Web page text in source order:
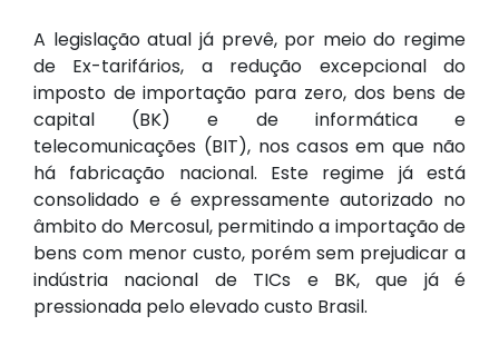
A legislação atual já prevê, por meio do regime
de Ex-tarifários, a redução excepcional do
imposto de importação para zero, dos bens de
capital (BK) e de informática e
telecomunicações (BIT), nos casos em que não
há fabricação nacional. Este regime já está
consolidado e é expressamente autorizado no
âmbito do Mercosul, permitindo a importação de
bens com menor custo, porém sem prejudicar a
indústria nacional de TICs e BK, que já é
pressionada pelo elevado custo Brasil.